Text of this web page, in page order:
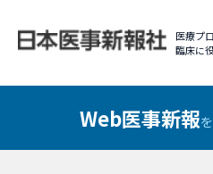
医療プ
臨床に
Web医事新報